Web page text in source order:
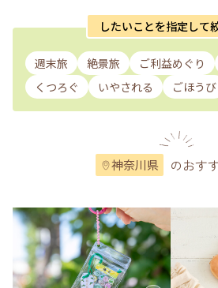
したいことを指定して
週末旅 絶景旅 ご利益めぐり
くつろぐ
いやされる ごほうび
神奈川県 のおす